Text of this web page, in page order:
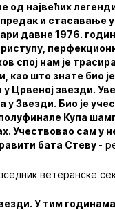
од највећих
и стасавање
давне 1976.
спој нам је
као што знате био
Црвеној звезди.
Звезди. Био је
Купа
Учествовао сам у
бата Стеву -
ветеранске
У тим